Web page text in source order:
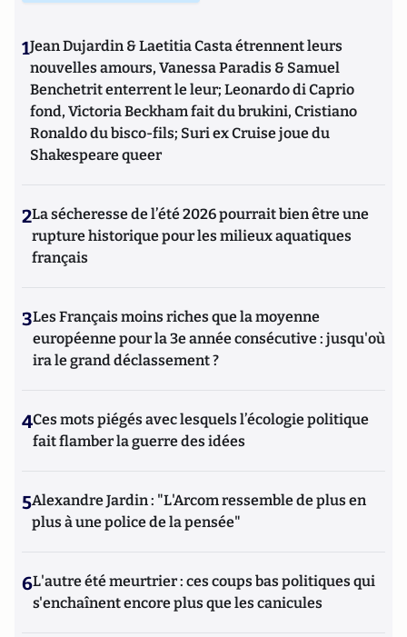
1Jean Dujardin & Laetitia Casta étrennent leurs
nouvelles amours, Vanessa Paradis & Samuel
Benchetrit enterrent le leur; Leonardo di Caprio
fond, Victoria Beckham fait du brukini, Cristiano
Ronaldo du bisco-fils; Suri ex Cruise joue du
Shakespeare queer
2La sécheresse de l’été 2026 pourrait bien être une
rupture historique pour les milieux aquatiques
français
3Les Français moins riches que la moyenne
européenne pour la 3e année consécutive : jusqu'où
ira le grand déclassement ?
4Ces mots piégés avec lesquels l’écologie politique
fait flamber la guerre des idées
5Alexandre Jardin : "L'Arcom ressemble de plus en
plus à une police de la pensée"
6L'autre été meurtrier : ces coups bas politiques qui
s'enchaînent encore plus que les canicules